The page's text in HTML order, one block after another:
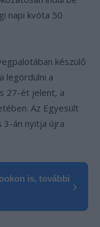
napi kvóta 50
készülő
legördülni a
27-ét jelent, a
Az Egyesült
3-án nyitja újra
is, további
›